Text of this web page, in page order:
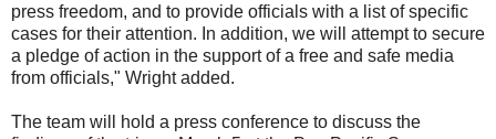
press freedom, and to provide officials with a list of specific
cases for their attention. In addition, we will attempt to secure
a pledge of action in the support of a free and safe media
from officials," Wright added.
The team will hold a press conference to discuss the